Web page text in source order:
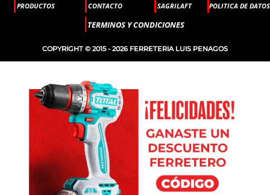
PRODUCTOS CONTACTO SAGRILAFT POLITICA DE DATOS
TERMINOS Y CONDICIONES
COPYRIGHT © 2015 - 2026 FERRETERIA LUIS PENAGOS